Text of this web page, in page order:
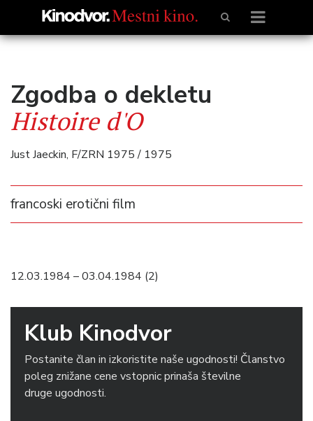
Zgodba o dekletu
Histoire d'O
Just Jaeckin, F/ZRN 1975 / 1975
francoski erotični film
12.03.1984 – 03.04.1984 (2)
Klub Kinodvor
Postanite član in izkoristite naše ugodnosti! Članstvo
poleg znižane cene vstopnic prinaša številne
druge ugodnosti.